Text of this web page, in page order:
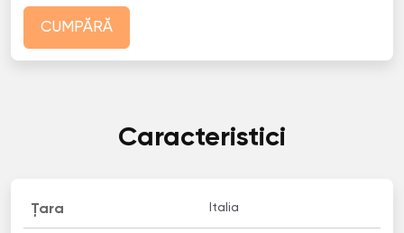
CUMPĂRĂ
Caracteristici
Țara Italia